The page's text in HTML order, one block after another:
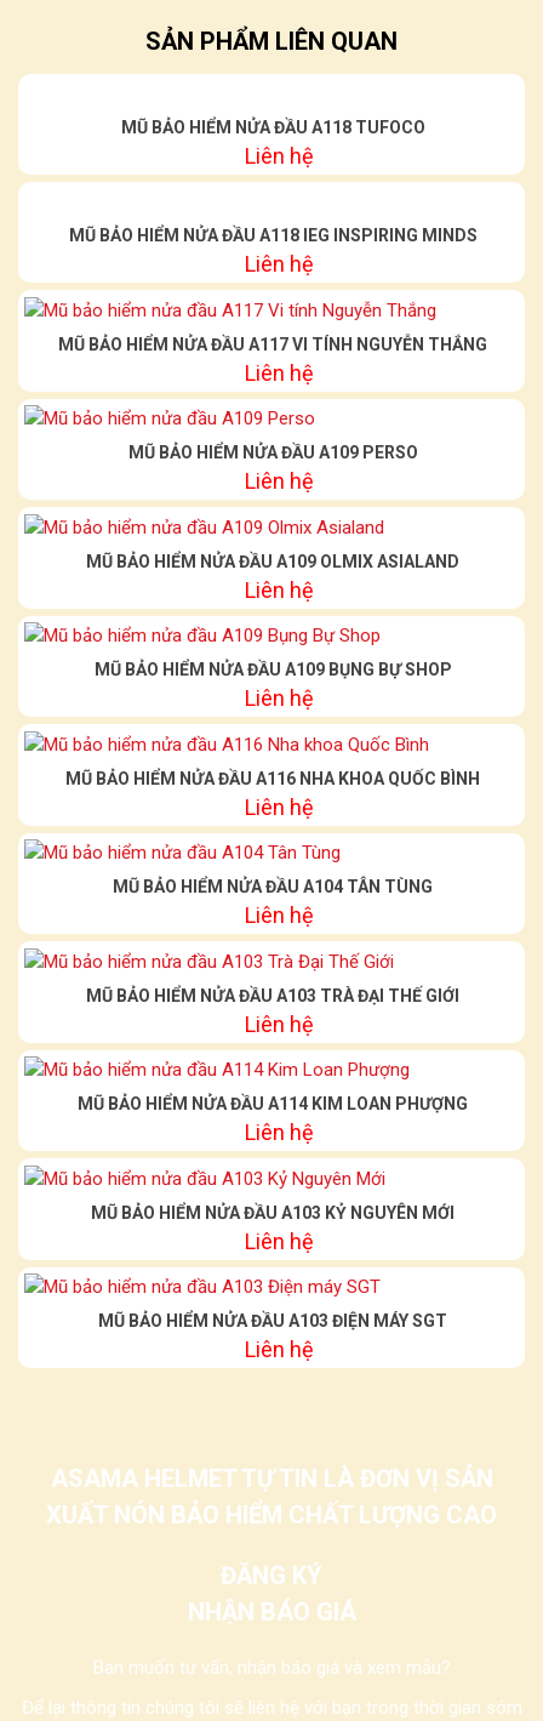
SẢN PHẨM LIÊN QUAN
MŨ BẢO HIỂM NỬA ĐẦU A118 TUFOCO
Liên hệ
MŨ BẢO HIỂM NỬA ĐẦU A118 IEG INSPIRING MINDS
Liên hệ
MŨ BẢO HIỂM NỬA ĐẦU A117 VI TÍNH NGUYỄN THẮNG
Liên hệ
MŨ BẢO HIỂM NỬA ĐẦU A109 PERSO
Liên hệ
MŨ BẢO HIỂM NỬA ĐẦU A109 OLMIX ASIALAND
Liên hệ
MŨ BẢO HIỂM NỬA ĐẦU A109 BỤNG BỰ SHOP
Liên hệ
MŨ BẢO HIỂM NỬA ĐẦU A116 NHA KHOA QUỐC BÌNH
Liên hệ
MŨ BẢO HIỂM NỬA ĐẦU A104 TÂN TÙNG
Liên hệ
MŨ BẢO HIỂM NỬA ĐẦU A103 TRÀ ĐẠI THẾ GIỚI
Liên hệ
MŨ BẢO HIỂM NỬA ĐẦU A114 KIM LOAN PHƯỢNG
Liên hệ
MŨ BẢO HIỂM NỬA ĐẦU A103 KỶ NGUYÊN MỚI
Liên hệ
MŨ BẢO HIỂM NỬA ĐẦU A103 ĐIỆN MÁY SGT
Liên hệ
ASAMA HELMET TỰ TIN LÀ ĐƠN VỊ SẢN
XUẤT NÓN BẢO HIỂM CHẤT LƯỢNG CAO
ĐĂNG KÝ
NHẬN BÁO GIÁ
Bạn muốn tư vấn, nhận báo giá và xem mẫu?
Để lại thông tin chúng tôi sẽ liên hệ với bạn trong thời gian sớm